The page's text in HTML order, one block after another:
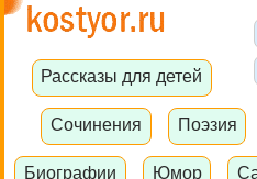
Рассказы для детей
Сочинения Поэзия
Биографии Юмор